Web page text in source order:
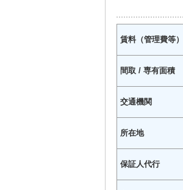
賃料（管理費等）
間取 / 専有面積
交通機関
所在地
保証人代行